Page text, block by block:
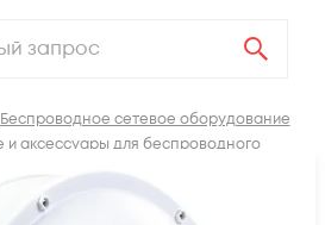
Беспроводное сетевое оборудование
и аксессуары для беспроводного
антенн